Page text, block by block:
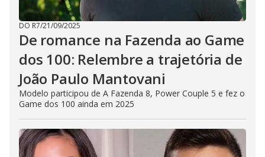
DO R7/21/09/2025
De romance na Fazenda ao Game
dos 100: Relembre a trajetória de
João Paulo Mantovani
Modelo participou de A Fazenda 8, Power Couple 5 e fez o
Game dos 100 ainda em 2025